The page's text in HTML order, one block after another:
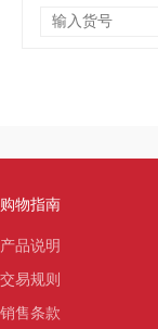
购物指南
产品说明
交易规则
销售条款